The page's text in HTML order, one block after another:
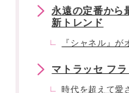
永遠の定番から
新トレンド
『シャネル』
マトラッセ フ
時代を超えて愛